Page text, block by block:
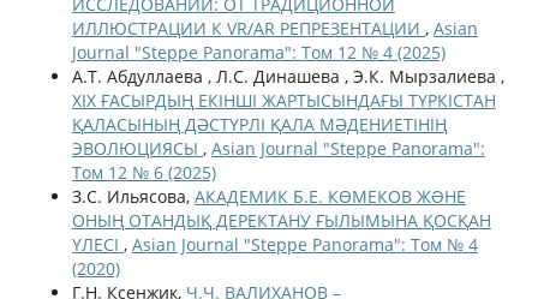
ИЛЛЮСТРАЦИИ К VR/AR РЕПРЕЗЕНТАЦИИ , Asian
Journal "Steppe Panorama": Том 12 № 4 (2025)
А.Т. Абдуллаева , Л.С. Динашева , Э.К. Мырзалиева ,
ХІХ ҒАСЫРДЫҢ ЕКІНШІ ЖАРТЫСЫНДАҒЫ ТҮРКІСТАН
ҚАЛАСЫНЫҢ ДӘСТҮРЛІ ҚАЛА МӘДЕНИЕТІНІҢ
ЭВОЛЮЦИЯСЫ , Asian Journal "Steppe Panorama":
Том 12 № 6 (2025)
З.С. Ильясова, АКАДЕМИК Б.Е. КӨМЕКОВ ЖƏНЕ
ОНЫҢ ОТАНДЫҚ ДЕРЕКТАНУ ҒЫЛЫМЫНА ҚОСҚАН
ҮЛЕСІ , Asian Journal "Steppe Panorama": Том № 4
(2020)
Г.Н. Ксенжик, Ч.Ч. ВАЛИХАНОВ –